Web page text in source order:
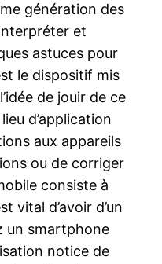
génération des
et
astuces pour
le dispositif mis
de jouir de ce
d’application
aux appareils
ou de corriger
consiste à
d’avoir d’un
un smartphone
notice de